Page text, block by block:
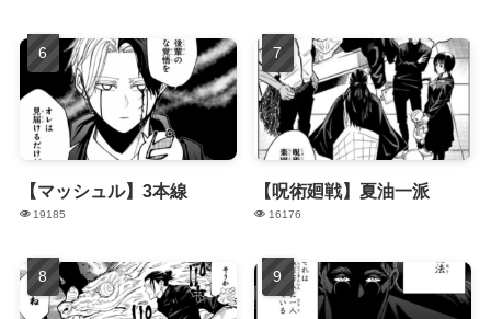
【マッシュル】3本線
19185
【呪術廻戦】夏油一派
16176